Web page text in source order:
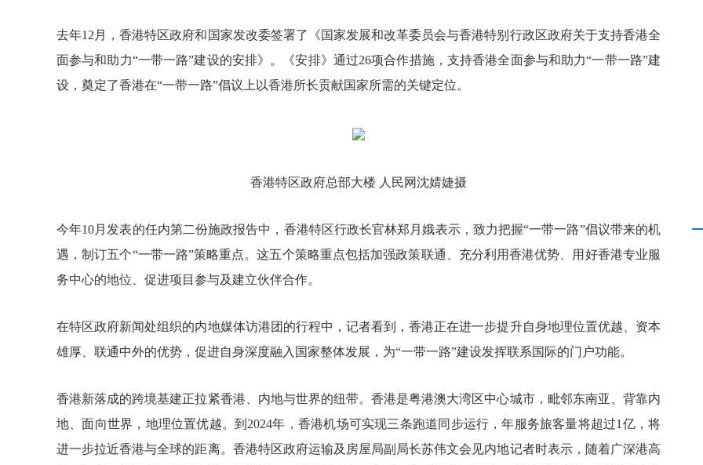
去年12 月，香港特区政府和国家发改委签署了《国家发展和改革委员会与香港特别行政区政府关于支持香港全
面参与和助力“一带一路”建设的安排》。《安排》通过26项合作措施，支持香港全面参与和助力“一带一路”建
设，奠定了香港在“一带一路”倡议上以香港所长贡献国家所需的关键定位。
香港特区政府总部大楼 人民网沈婧婕摄
今年10月发表的任内第二份施政报告中，香港特区行政长官林郑月娥表示，致力把握“一带一路”倡议带来的机
遇，制订五个“一带一路”策略重点。这五个策略重点包括加强政策联通、充分利用香港优势、用好香港专业服
务中心的地位、促进项目参与及建立伙伴合作。
在特区政府新闻处组织的内地媒体访港团的行程中，记者看到，香港正在进一步提升自身地理位置优越、资本
雄厚、联通中外的优势，促进自身深度融入国家整体发展，为“一带一路”建设发挥联系国际的门户功能。
香港新落成的跨境基建正拉紧香港、内地与世界的纽带。香港是粤港澳大湾区中心城市，毗邻东南亚、背靠内
地、面向世界，地理位置优越。到 2024年，香港机场可实现三条跑道同步运行，年服务旅客量将超过1 亿，将
进一步拉近香港与全球的距离。香港特区政府运输及房屋局副局长苏伟文会见内地记者时表示，随着广深港高